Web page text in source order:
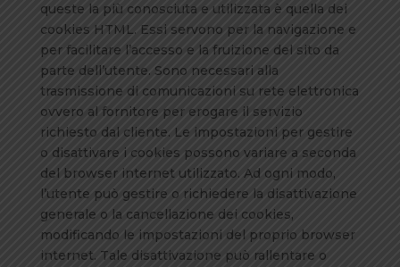
queste la più conosciuta e utilizzata è quella dei
cookies HTML. Essi servono per la navigazione e
per facilitare l’accesso e la fruizione del sito da
parte dell’utente. Sono necessari alla
trasmissione di comunicazioni su rete elettronica
ovvero al fornitore per erogare il servizio
richiesto dal cliente. Le impostazioni per gestire
o disattivare i cookies possono variare a seconda
del browser internet utilizzato. Ad ogni modo,
l’utente può gestire o richiedere la disattivazione
generale o la cancellazione dei cookies,
modificando le impostazioni del proprio browser
internet. Tale disattivazione può rallentare o